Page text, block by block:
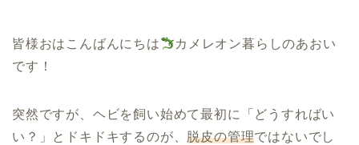
皆様おはこんばんにちは
カメレオン暮らしのあおい
です！
突然ですが、ヘビを飼い始めて最初に「どうすればい
い？」とドキドキするのが、脱皮の管理ではないでし